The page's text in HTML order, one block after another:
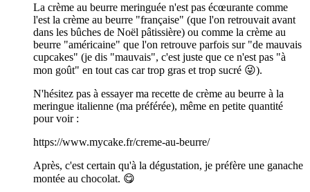
La crème au beurre meringuée n'est pas écœurante comme
l'est la crème au beurre "française" (que l'on retrouvait avant
dans les bûches de Noël pâtissière) ou comme la crème au
beurre "américaine" que l'on retrouve parfois sur "de mauvais
cupcakes" (je dis "mauvais", c'est juste que ce n'est pas "à
mon goût" en tout cas car trop gras et trop sucré 😜).
N'hésitez pas à essayer ma recette de crème au beurre à la
meringue italienne (ma préférée), même en petite quantité
pour voir :
https://www.mycake.fr/creme-au-beurre/
Après, c'est certain qu'à la dégustation, je préfère une ganache
montée au chocolat. 😋